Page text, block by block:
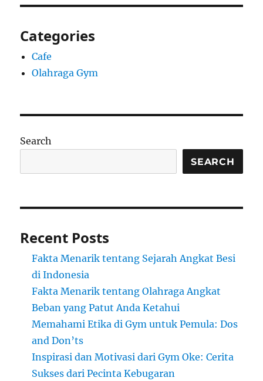
Categories
Cafe
Olahraga Gym
Search
SEARCH
Recent Posts
Fakta Menarik tentang Sejarah Angkat Besi
di Indonesia
Fakta Menarik tentang Olahraga Angkat
Beban yang Patut Anda Ketahui
Memahami Etika di Gym untuk Pemula: Dos
and Don’ts
Inspirasi dan Motivasi dari Gym Oke: Cerita
Sukses dari Pecinta Kebugaran